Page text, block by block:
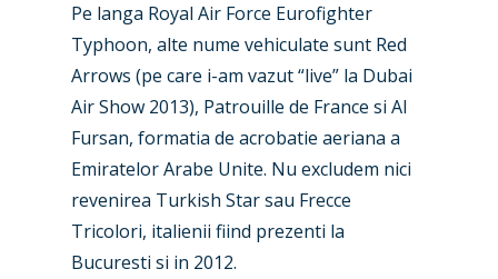
Pe langa Royal Air Force Eurofighter
Typhoon, alte nume vehiculate sunt Red
Arrows (pe care i-am vazut “live” la Dubai
Air Show 2013), Patrouille de France si Al
Fursan, formatia de acrobatie aeriana a
Emiratelor Arabe Unite. Nu excludem nici
revenirea Turkish Star sau Frecce
Tricolori, italienii fiind prezenti la
Bucuresti si in 2012.